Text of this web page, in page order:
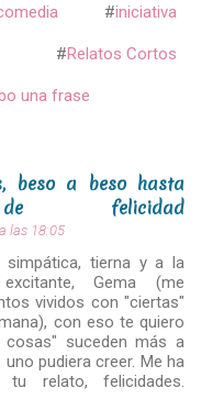
iniciativa
Relatos Cortos
una frase
beso a beso hasta
felicidad
las 18:05
simpática, tierna y a la
Gema (me
vividos con "ciertas"
con eso te quiero
cosas" suceden más a
pudiera creer. Me ha
tu relato, felicidades.